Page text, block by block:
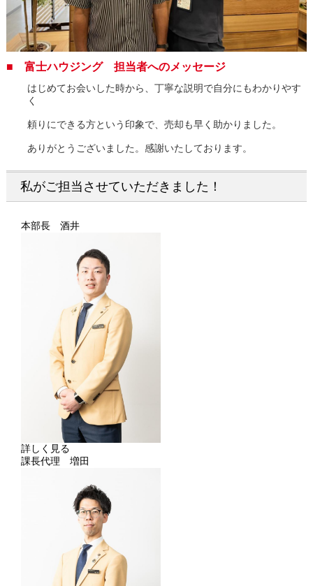
■ 富士ハウジング 担当者へのメッセージ
はじめてお会いした時から、丁寧な説明で自分にもわかりやす
く
頼りにできる方という印象で、売却も早く助かりました。
ありがとうございました。感謝いたしております。
私がご担当させていただきました！
本部長 酒井
詳しく見る
課長代理 増田